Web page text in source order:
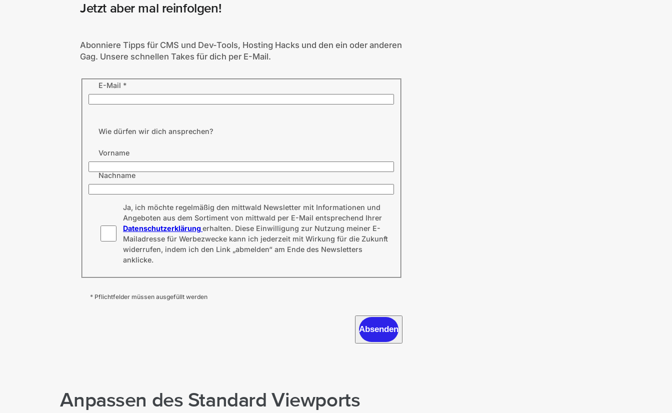
Jetzt aber mal reinfolgen!
Abonniere Tipps für CMS und Dev-Tools, Hosting Hacks und den ein oder anderen
Gag. Unsere schnellen Takes für dich per E-Mail.
E-Mail *
Wie dürfen wir dich ansprechen?
Vorname
Nachname
Ja, ich möchte regelmäßig den mittwald Newsletter mit Informationen und
Angeboten aus dem Sortiment von mittwald per E-Mail entsprechend Ihrer
Datenschutzerklärungerhalten. Diese Einwilligung zur Nutzung meiner E-
Mailadresse für Werbezwecke kann ich jederzeit mit Wirkung für die Zukunft
widerrufen, indem ich den Link „abmelden“ am Ende des Newsletters
anklicke.
* Pflichtfelder müssen ausgefüllt werden
Absenden
Anpassen des Standard Viewports